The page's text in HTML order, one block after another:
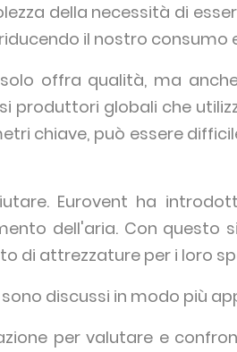
della necessità di
il nostro consumo
offra qualità, ma
produttori globali che
chiave, può essere
Eurovent ha
dell'aria. Con questo
di attrezzature per i loro
discussi in modo più
per valutare e